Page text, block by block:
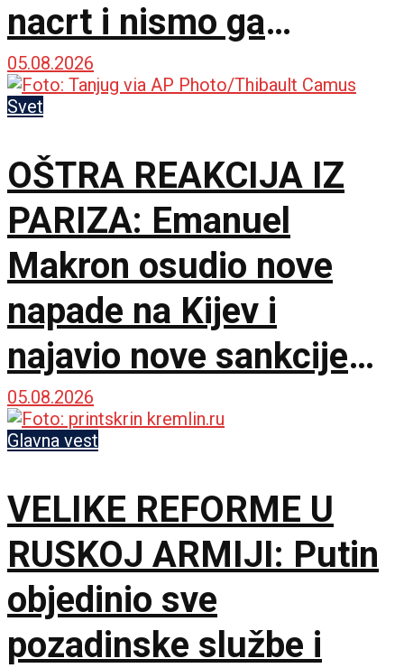
nacrt i nismo ga
prihvatili
05.08.2026
Svet
OŠTRA REAKCIJA IZ
PARIZA: Emanuel
Makron osudio nove
napade na Kijev i
najavio nove sankcije
protiv Rusije
05.08.2026
Glavna vest
VELIKE REFORME U
RUSKOJ ARMIJI: Putin
objedinio sve
pozadinske službe i